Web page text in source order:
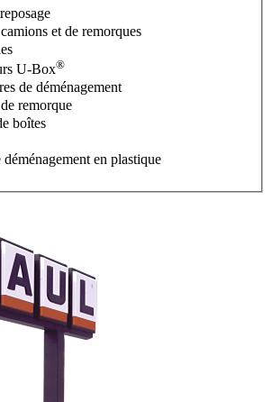
et de remorques
U-Box®
de déménagement
remorque
boîtes
en plastique